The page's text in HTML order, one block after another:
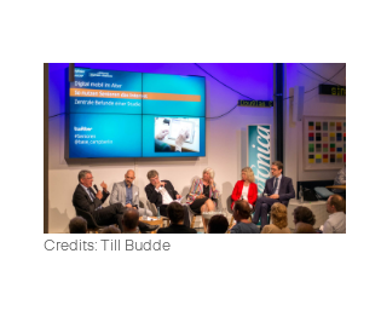
Credits: Till Budde